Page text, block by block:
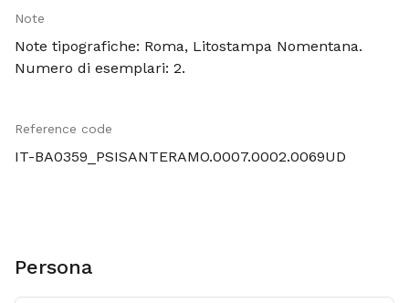
Note
Note tipografiche: Roma, Litostampa Nomentana.
Numero di esemplari: 2.
Reference code
IT-BA0359_PSISANTERAMO.0007.0002.0069UD
Persona